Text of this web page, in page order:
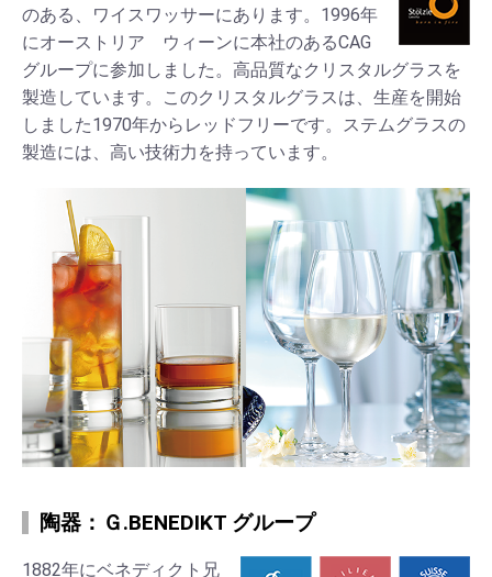
のある、ワイスワッサーにあります。1996年
にオーストリア ウィーンに本社のあるCAG
グループに参加しました。高品質なクリスタルグラスを
製造しています。このクリスタルグラスは、生産を開始
しました1970年からレッドフリーです。ステムグラスの
製造には、高い技術力を持っています。
陶器：Ｇ.BENEDIKT グループ
1882年にベネディクト兄